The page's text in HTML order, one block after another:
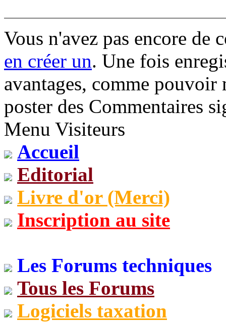
Vous n'avez pas encore de
en créer un. Une fois
avantages, comme
poster des Commentaires
Menu Visiteurs
Accueil
Editorial
Livre d'or (Merci)
Inscription au site
Les Forums techniques
Tous les Forums
Logiciels taxation